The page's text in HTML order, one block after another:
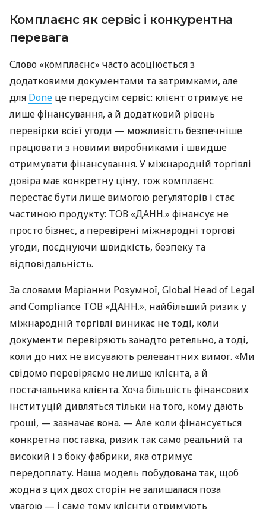
Комплаєнс як сервіс і конкурентна
перевага
Слово «комплаєнс» часто асоціюється з
додатковими документами та затримками, але
для Done це передусім сервіс: клієнт отримує не
лише фінансування, а й додатковий рівень
перевірки всієї угоди — можливість безпечніше
працювати з новими виробниками і швидше
отримувати фінансування. У міжнародній торгівлі
довіра має конкретну ціну, тож комплаєнс
перестає бути лише вимогою регуляторів і стає
частиною продукту: ТОВ «ДАНН.» фінансує не
просто бізнес, а перевірені міжнародні торгові
угоди, поєднуючи швидкість, безпеку та
відповідальність.
За словами Маріанни Розумної, Global Head of Legal
and Compliance ТОВ «ДАНН.», найбільший ризик у
міжнародній торгівлі виникає не тоді, коли
документи перевіряють занадто ретельно, а тоді,
коли до них не висувають релевантних вимог. «Ми
свідомо перевіряємо не лише клієнта, а й
постачальника клієнта. Хоча більшість фінансових
інституцій дивляться тільки на того, кому дають
гроші, — зазначає вона. — Але коли фінансується
конкретна поставка, ризик так само реальний та
високий і з боку фабрики, яка отримує
передоплату. Наша модель побудована так, щоб
жодна з цих двох сторін не залишалася поза
увагою — і саме тому клієнти отримують